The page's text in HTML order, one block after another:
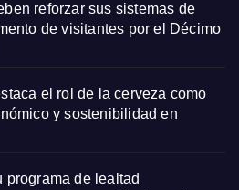
reforzar sus sistemas de
de visitantes por el Décimo
el rol de la cerveza como
y sostenibilidad en
programa de lealtad